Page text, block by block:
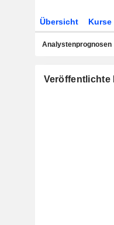
Übersicht Kurse
Analystenprognosen
Veröffentlichte